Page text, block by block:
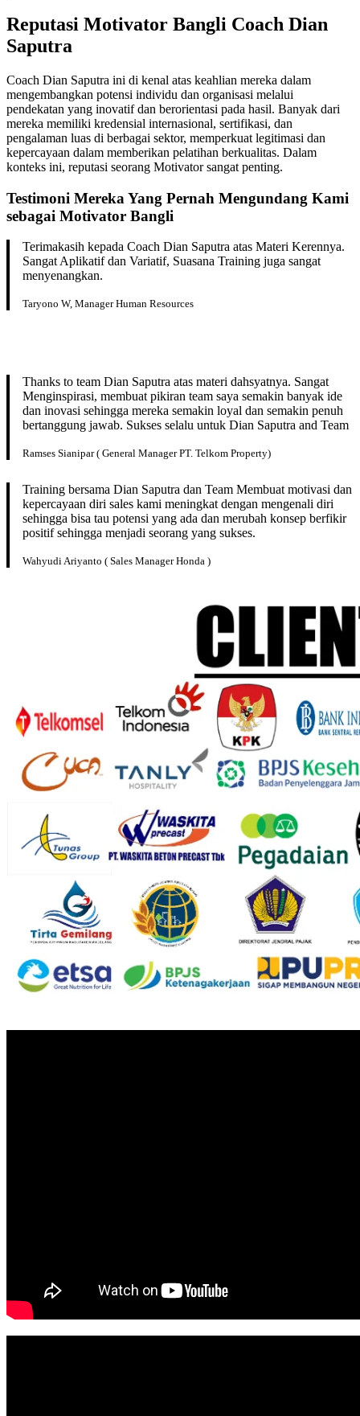
Reputasi Motivator Bangli Coach Dian
Saputra
Coach Dian Saputra ini di kenal atas keahlian mereka dalam
mengembangkan potensi individu dan organisasi melalui
pendekatan yang inovatif dan berorientasi pada hasil. Banyak dari
mereka memiliki kredensial internasional, sertifikasi, dan
pengalaman luas di berbagai sektor, memperkuat legitimasi dan
kepercayaan dalam memberikan pelatihan berkualitas. Dalam
konteks ini, reputasi seorang Motivator sangat penting.
Testimoni Mereka Yang Pernah Mengundang Kami
sebagai Motivator Bangli
Terimakasih kepada Coach Dian Saputra atas Materi Kerennya.
Sangat Aplikatif dan Variatif, Suasana Training juga sangat
menyenangkan.
Taryono W, Manager Human Resources
Thanks to team Dian Saputra atas materi dahsyatnya. Sangat
Menginspirasi, membuat pikiran team saya semakin banyak ide
dan inovasi sehingga mereka semakin loyal dan semakin penuh
bertanggung jawab. Sukses selalu untuk Dian Saputra and Team
Ramses Sianipar ( General Manager PT. Telkom Property)
Training bersama Dian Saputra dan Team Membuat motivasi dan
kepercayaan diri sales kami meningkat dengan mengenali diri
sehingga bisa tau potensi yang ada dan merubah konsep berfikir
positif sehingga menjadi seorang yang sukses.
Wahyudi Ariyanto ( Sales Manager Honda )